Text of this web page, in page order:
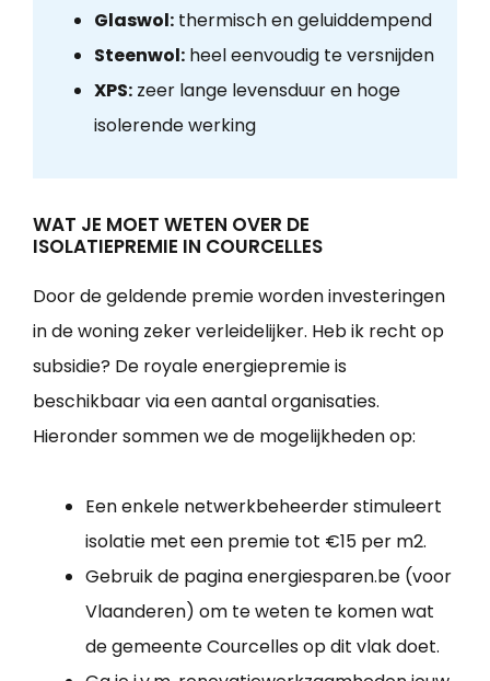
Glaswol:thermisch en geluiddempend
Steenwol:heel eenvoudig te versnijden
XPS:zeer lange levensduur en hoge
isolerende werking
WAT JE MOET WETEN OVER DE
ISOLATIEPREMIE IN COURCELLES
Door de geldende premie worden investeringen
in de woning zeker verleidelijker. Heb ik recht op
subsidie? De royale energiepremie is
beschikbaar via een aantal organisaties.
Hieronder sommen we de mogelijkheden op:
Een enkele netwerkbeheerder stimuleert
isolatie met een premie tot €15 per m2.
Gebruik de pagina energiesparen.be (voor
Vlaanderen) om te weten te komen wat
de gemeente Courcelles op dit vlak doet.